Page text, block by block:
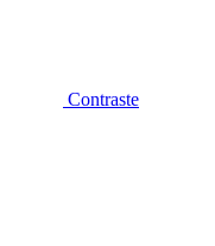
Contraste